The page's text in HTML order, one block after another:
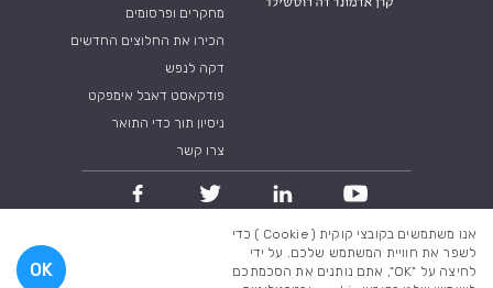
מחקרים ופרסומים
הכירו את החלוצים החדשים
דקה לנפש
פודקאסט דאבל אימפקט
ניסיון תוך כדי התואר
צרו קשר
מדיניות פרטיות
כל הזכויות שמורות לקרן אדמונד דה רוטשילד 2018
אנו משתמשים בקובצי קוקית ( Cookie ) כדי
לשפר את חוויית המשתמש שלכם. על ידי
לחיצה על "OK", אתם נותנים את הסכמתכם
OK